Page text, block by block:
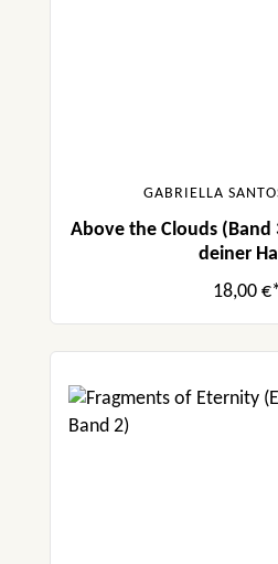
GABRIELLA
Above the Clouds (Band
deiner
18,00 €*